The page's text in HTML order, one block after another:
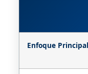
Enfoque Principal